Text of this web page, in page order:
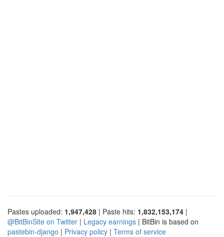
Pastes uploaded: 1,947,428 | Paste hits: 1,832,153,174 |
@BitBinSite on Twitter | Legacy earnings | BitBin is based on
pastebin-django | Privacy policy | Terms of service